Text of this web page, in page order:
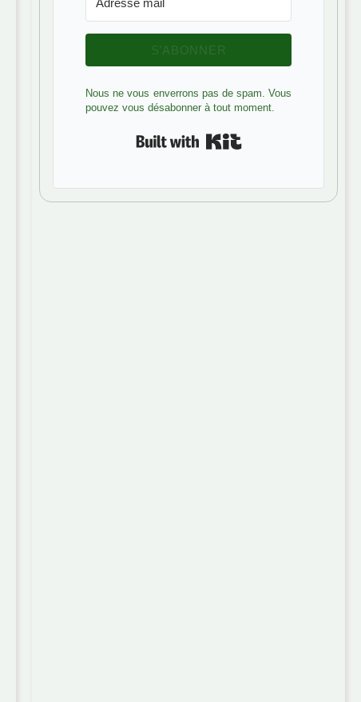
S’ABONNER
Nous ne vous enverrons pas de spam. Vous
pouvez vous désabonner à tout moment.